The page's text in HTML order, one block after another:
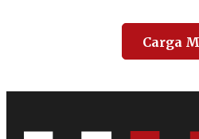
Carga